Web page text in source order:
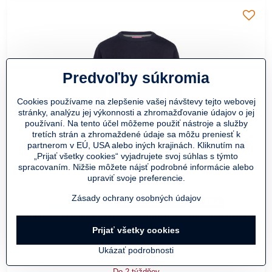
OEKO-TEX® 100 Casual Collection Novinka
Dámsky klasický sveter s okrúhlym výstrihom Helena
Crew Neck
Dámsky klasický sveter s okrúhlym
Sivá
Predvoľby súkromia
Cookies používame na zlepšenie vašej návštevy tejto webovej
stránky, analýzu jej výkonnosti a zhromažďovanie údajov o jej
používaní. Na tento účel môžeme použiť nástroje a služby
tretích strán a zhromaždené údaje sa môžu preniesť k
partnerom v EÚ, USA alebo iných krajinách. Kliknutím na
„Prijať všetky cookies“ vyjadrujete svoj súhlas s týmto
spracovaním. Nižšie môžete nájsť podrobné informácie alebo
upraviť svoje preferencie.
Zásady ochrany osobných údajov
Ukázať podrobnosti
Prijať všetky cookies